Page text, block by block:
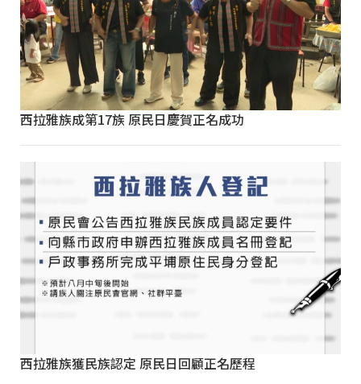
西拉雅族成第17族 原民日慶賀正名成功
西拉雅族獲民族認定 原民日回顧正名歷程